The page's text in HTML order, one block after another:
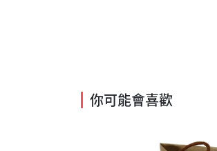
你可能會喜歡